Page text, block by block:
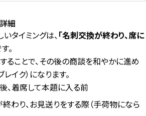
細
タイミングは、「名刺交換が終わり、席に
。
ることで、その後の商談を和やかに進め
イク）になります。
、着席して本題に入る前
わり、お見送りをする際（手荷物になら